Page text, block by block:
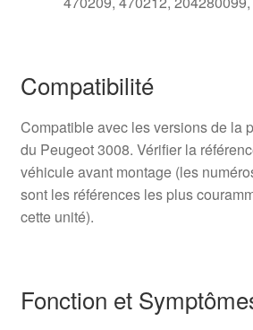
Compatibilité
Compatible avec les versions de la
du Peugeot 3008. Vérifier la
véhicule avant montage (les
sont les références les plus
cette unité).
Fonction et